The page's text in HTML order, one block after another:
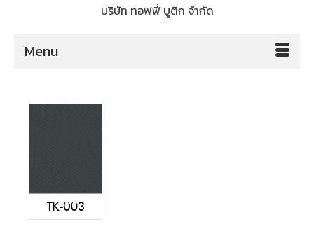
บริษัท ทอฟฟี่ บูติก จำกัด
Menu